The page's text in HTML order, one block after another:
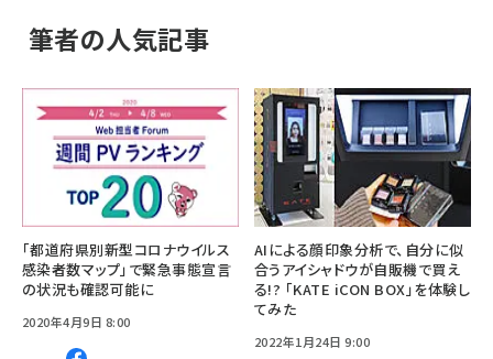
筆者の人気記事
「都道府県別新型コロナウイルス
感染者数マップ」で緊急事態宣言
の状況も確認可能に
2020年4月9日 8:00
AIによる顔印象分析で、自分に似
合うアイシャドウが自販機で買え
る!? 「KATE iCON BOX」を体験し
てみた
2022年1月24日 9:00